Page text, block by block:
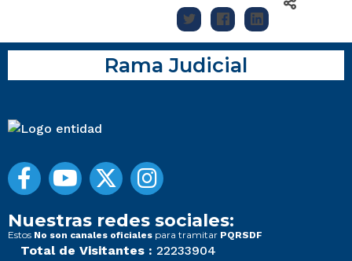
Rama Judicial
Nuestras redes sociales:
Estos No son canales oficiales para tramitar PQRSDF
Total de Visitantes : 22233904